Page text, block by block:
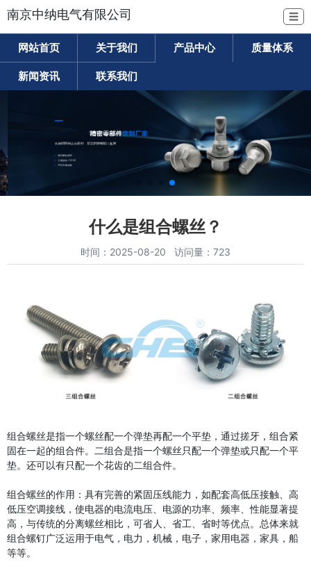
南京中纳电气有限公司 ☰
网站首页 关于我们 产品中心 质量体系
新闻资讯 联系我们
什么是组合螺丝？
时间：2025-08-20 访问量：723
组合螺丝是指一个螺丝配一个弹垫再配一个平垫，通过搓牙，组合紧
固在一起的组合件。二组合是指一个螺丝只配一个弹垫或只配一个平
垫。还可以有只配一个花齿的二组合件。
组合螺丝的作用：具有完善的紧固压线能力，如配套高低压接触、高
低压空调接线，使电器的电流电压、电源的功率、频率、性能显著提
高，与传统的分离螺丝相比，可省人、省工、省时等优点。总体来就
组合螺钉广泛运用于电气，电力，机械，电子，家用电器，家具，船
等等。